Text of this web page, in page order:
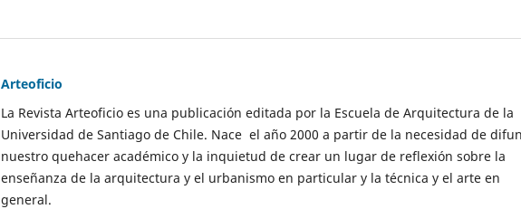
Arteoficio
La Revista Arteoficio es una publicación editada por la Escuela de Arquitectura de la
Universidad de Santiago de Chile. Nace el año 2000 a partir de la necesidad de
nuestro quehacer académico y la inquietud de crear un lugar de reflexión sobre la
enseñanza de la arquitectura y el urbanismo en particular y la técnica y el arte en
general.